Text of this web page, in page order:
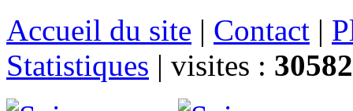
Accueil du site | Contact |
Statistiques | visites :